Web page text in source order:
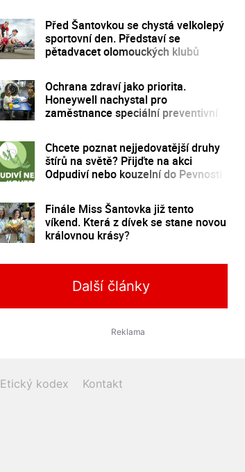
Před Šantovkou se chystá velkolepý
sportovní den. Představí se
pětadvacet olomouckých klubů
Ochrana zdraví jako priorita.
Honeywell nachystal pro
zaměstnance speciální preventivní
Chcete poznat nejjedovatější druhy
štírů na světě? Přijďte na akci
Odpudiví nebo kouzelní do Pevnosti
Finále Miss Šantovka již tento
víkend. Která z dívek se stane novou
královnou krásy?
Další články
Etický kodex Kontakt